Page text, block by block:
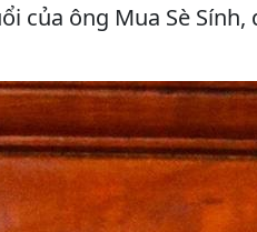
của ông Mua Sè